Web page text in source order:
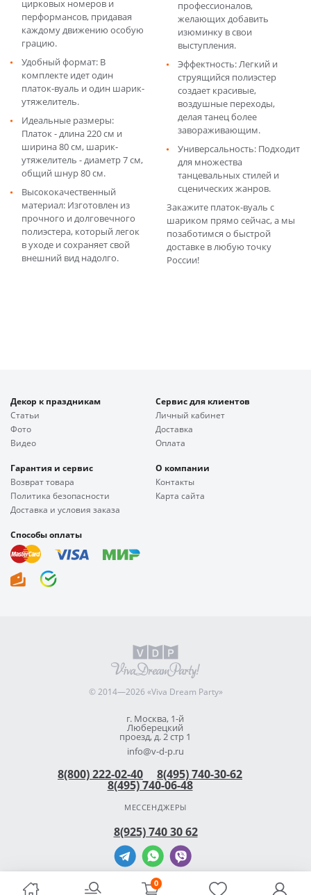
0
цирковых номеров и
перформансов, придавая
каждому движению особую
грацию.
Удобный формат: В
комплекте идет один
платок-вуаль и один шарик-
утяжелитель.
Идеальные размеры:
Платок - длина 220 см и
ширина 80 см, шарик-
утяжелитель - диаметр 7 см,
общий шнур 80 см.
Высококачественный
материал: Изготовлен из
прочного и долговечного
полиэстера, который легок
в уходе и сохраняет свой
внешний вид надолго.
профессионалов,
желающих добавить
изюминку в свои
выступления.
Эффектность: Легкий и
струящийся полиэстер
создает красивые,
воздушные переходы,
делая танец более
завораживающим.
Универсальность: Подходит
для множества
танцевальных стилей и
сценических жанров.
Закажите платок-вуаль с
шариком прямо сейчас, а мы
позаботимся о быстрой
доставке в любую точку
России!
Декор к праздникам
Статьи
Фото
Видео
Сервис для клиентов
Личный кабинет
Доставка
Оплата
Гарантия и сервис
Возврат товара
Политика безопасности
Доставка и условия заказа
О компании
Контакты
Карта сайта
Способы оплаты
© 2014—2026 «Viva Dream Party»
г. Москва, 1-й
Люберецкий
проезд, д. 2 стр 1
info@v-d-p.ru
8(800) 222-02-40 8(495) 740-30-62
8(495) 740-06-48
МЕССЕНДЖЕРЫ
8(925) 740 30 62